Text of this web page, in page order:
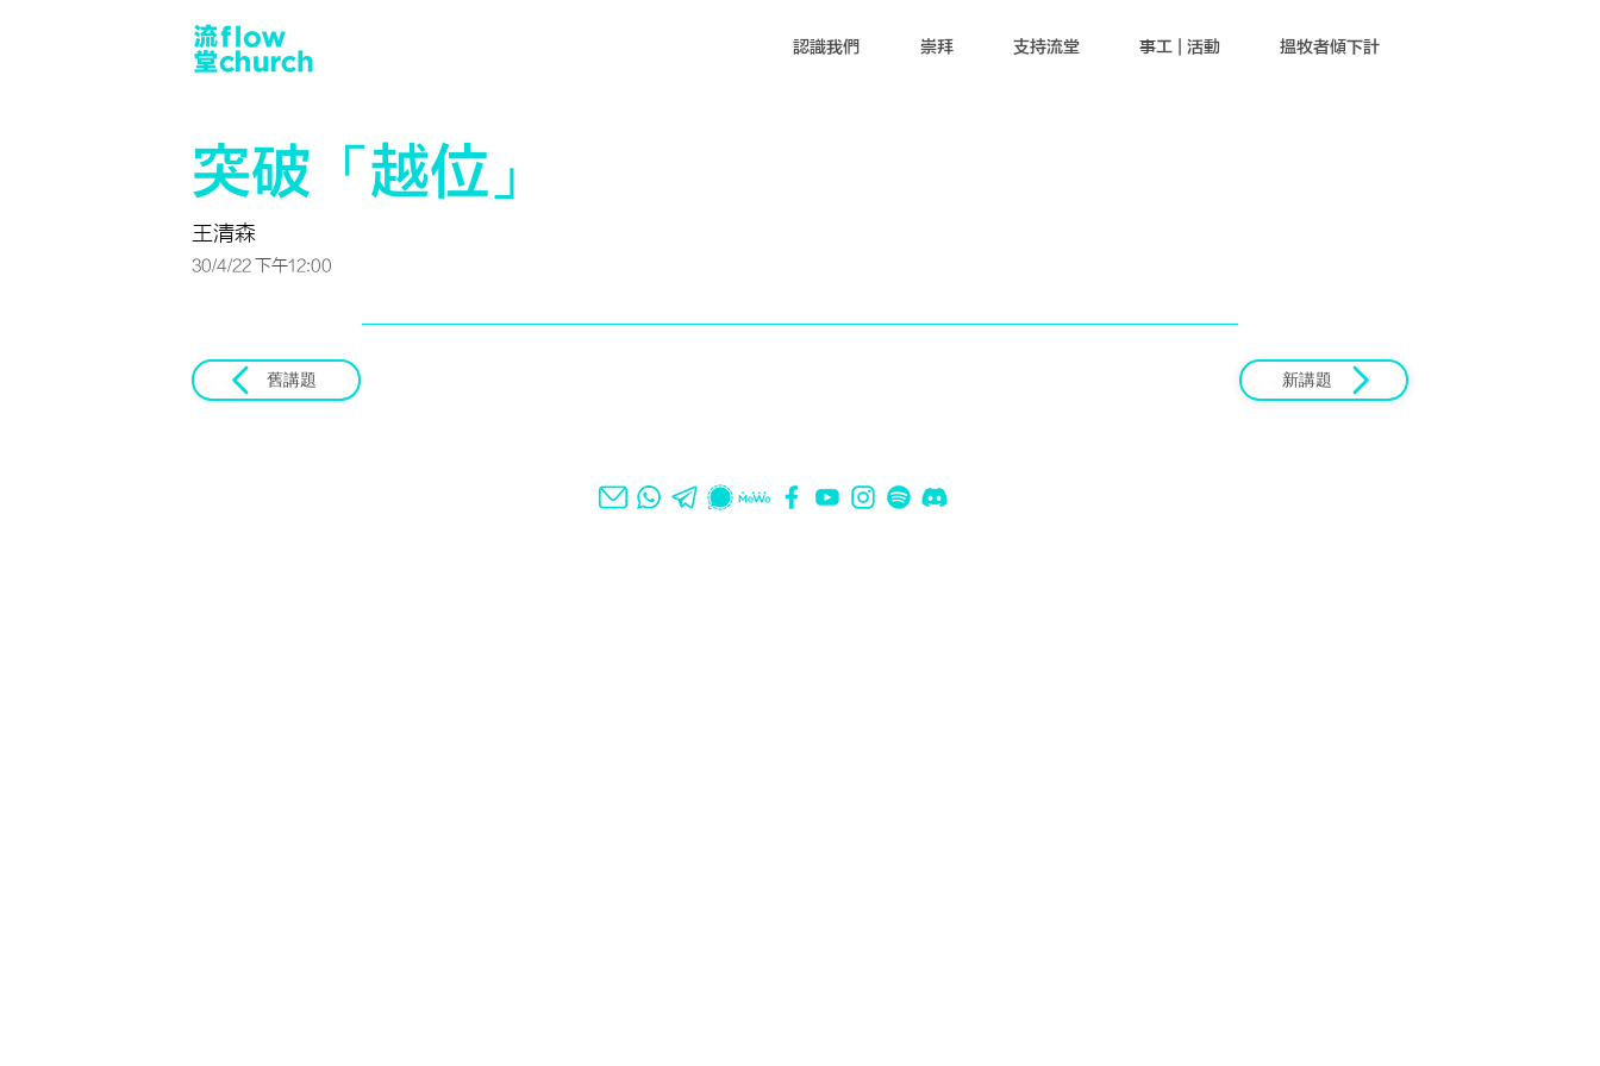
認識我們 崇拜 支持流堂 事工 | 活動 搵牧者傾下計
突破「越位」
王清森
30/4/22 下午12:00
舊講題 新講題